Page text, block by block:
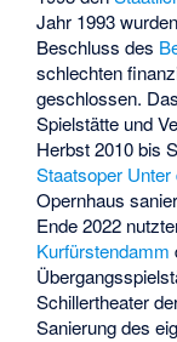
Jahr 1993
Beschluss des
schlechten
geschlossen.
Spielstätte und
Herbst 2010 bis
Staatsoper Unter
Opernhaus
Ende 2022
Kurfürstendamm
Schillertheater
Sanierung des